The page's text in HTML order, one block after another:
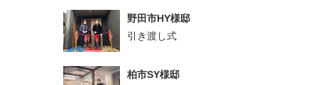
野田市HY様邸
引き渡し式
柏市SY様邸